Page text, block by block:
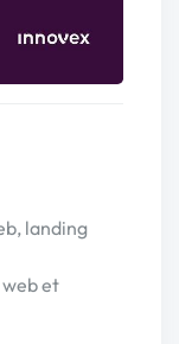
landing
et